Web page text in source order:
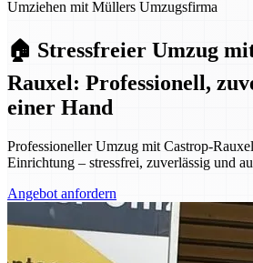
Umziehen mit Müllers Umzugsfirma
🏠 Stressfreier Umzug
Rauxel: Professionell,
einer Hand
Professioneller Umzug mit Castrop-
Einrichtung – stressfrei, zuverlässig und
Angebot anfordern